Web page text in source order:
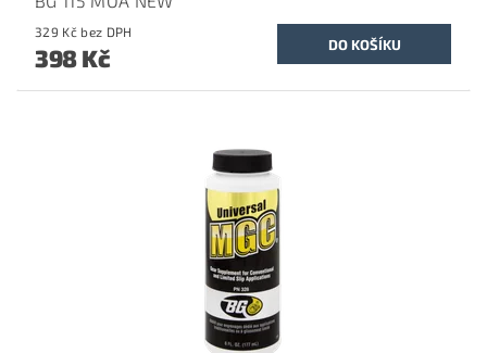
329 Kč bez DPH
398 Kč